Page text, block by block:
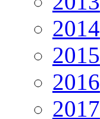
2014
2015
2016
2017